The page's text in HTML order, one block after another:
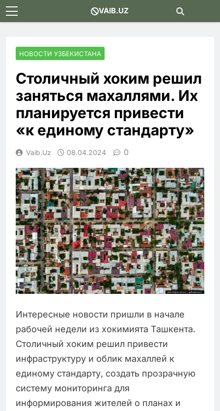
Skip
to
VAIB.UZ
НОВОСТИ УЗБЕКИСТАНА
Столичный хоким решил
заняться махаллями. Их
планируется привести
«к единому стандарту»
Vaib.uz 08.04.2024 0
Интересные новости пришли в начале
рабочей недели из хокимията Ташкента.
Столичный хоким решил привести
инфраструктуру и облик махаллей к
единому стандарту, создать прозрачную
систему мониторинга для
информирования жителей о планах и